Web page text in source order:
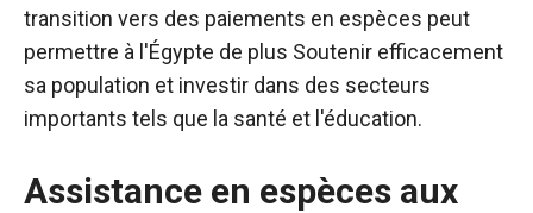
transition vers des paiements en espèces peut
permettre à l'Égypte de plus Soutenir efficacement
sa population et investir dans des secteurs
importants tels que la santé et l'éducation.
Assistance en espèces aux